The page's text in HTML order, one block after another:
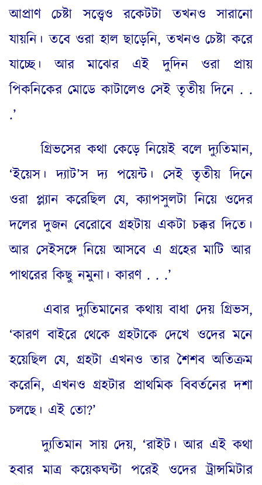
আপ্রাণ চেষ্টা সত্ত্বেও রকেটটা তখনও সারানো
যায়নি ।তবে ওরা হাল ছাড়েনি,তখনও চেষ্টা করে
যাচ্ছে। আর মাঝের এই দুদিন ওরা প্রায়
পিকনিকের মোডে কাটালেও সেই তৃতীয় দিনে . .
.’
গ্রিভসের কথা কেড়ে নিয়েই বলে দ্যুতিমান,
‘ইয়েস । দ্যাট’স দ্য পয়েন্ট । সেই তৃতীয় দিনে
ওরা প্ল্যান করেছিল যে,ক্যাপসুলটা নিয়ে ওদের
দলের দুজন বেরোবে গ্রহটায় একটা চক্কর দিতে ।
আর সেইসঙ্গে নিয়ে আসবে এ গ্রহের মাটি আর
পাথরের কিছু নমুনা । কারণ . . .’
এবার দ্যুতিমানের কথায় বাধা দেয় গ্রিভস,
‘কারণ বাইরে থেকে গ্রহটাকে দেখে ওদের মনে
হয়েছিল যে, গ্রহটা এখনও তার শৈশব অতিক্রম
করেনি, এখনও গ্রহটার প্রাথমিক বিবর্তনের দশা
চলছে। এই তো?’
দ্যুতিমান সায় দেয়, ‘রাইট। আর এই কথা
হবার মাত্র কয়েকঘন্টা পরেই ওদের ট্রান্সমিটার